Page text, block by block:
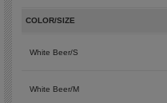
COLOR/SIZE
White Beer/S
White Beer/M